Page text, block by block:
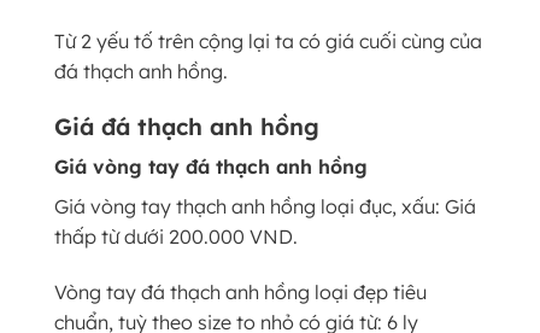
Từ 2 yếu tố trên cộng lại ta có giá cuối cùng của
đá thạch anh hồng.
Giá đá thạch anh hồng
Giá vòng tay đá thạch anh hồng
Giá vòng tay thạch anh hồng loại đục, xấu: Giá
thấp từ dưới 200.000 VND.
Vòng tay đá thạch anh hồng loại đẹp tiêu
chuẩn, tuỳ theo size to nhỏ có giá từ: 6 ly